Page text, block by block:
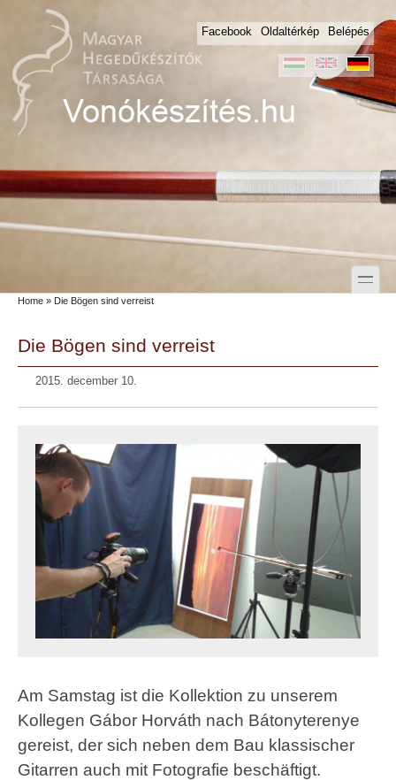
Skip to main content
Skip to search
Facebook
Oldaltérkép Belépés
toggle
Secondary menu
Home » Die Bögen sind verreist
Die Bögen sind verreist
2015. december 10.
Am Samstag ist die Kollektion zu unserem
Kollegen Gábor Horváth nach Bátonyterenye
gereist, der sich neben dem Bau klassischer
Gitarren auch mit Fotografie beschäftigt.